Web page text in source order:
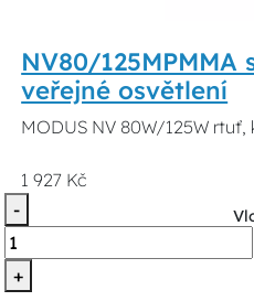
NV80/125MPMMA
veřejné osvětlení
MODUS NV 80W/125W rtuť,
1 927 Kč
-
+